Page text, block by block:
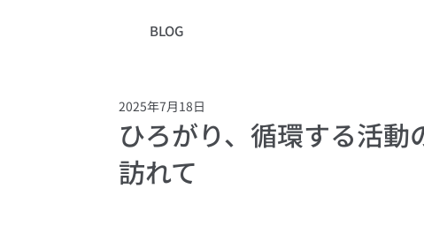
BLOG
ひろがり、循環する活
訪れて
2025年7月18日